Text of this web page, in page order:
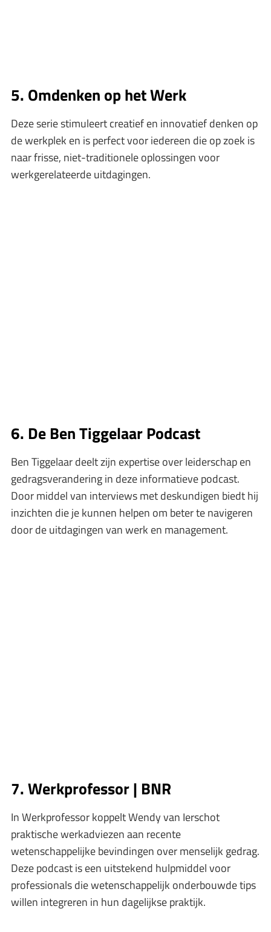
5. Omdenken op het Werk
Deze serie stimuleert creatief en innovatief denken op
de werkplek en is perfect voor iedereen die op zoek is
naar frisse, niet-traditionele oplossingen voor
werkgerelateerde uitdagingen.
6. De Ben Tiggelaar Podcast
Ben Tiggelaar deelt zijn expertise over leiderschap en
gedragsverandering in deze informatieve podcast.
Door middel van interviews met deskundigen biedt hij
inzichten die je kunnen helpen om beter te navigeren
door de uitdagingen van werk en management.
7. Werkprofessor | BNR
In Werkprofessor koppelt Wendy van Ierschot
praktische werkadviezen aan recente
wetenschappelijke bevindingen over menselijk gedrag.
Deze podcast is een uitstekend hulpmiddel voor
professionals die wetenschappelijk onderbouwde tips
willen integreren in hun dagelijkse praktijk.